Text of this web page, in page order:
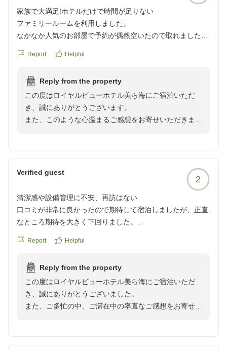
料エリアを分けて楽しまれたとのこと、充実した沖縄旅
行のお手伝いができましたことを光栄に存じます。
をお子様にお楽しみいただけたことに加え、ファミリー
ご提供しているアルコールサービスにもご満足いただけ
たようで、スタッフ一同大変嬉しく思っております。
建物や設備につきましてはご不便をお掛けする点もござ
しみいただければ幸いです。
また、期間限定で営業しております「もとぶ牛」をメイ
ンとしたディナーも大変ご好評をいただいておりますの
で、次回お越しの際にはぜひこちらもお楽しみください
ませ。
またお会いできます日を、スタッフ一同心よりお待ちし
ております。
宿泊課 担当
家族で大満足!ホテルだけで時間が足りない
ファミリールームを利用しました。
なかなか人気のお部屋で予約が偶然空いたので取れました
ち着くお部屋でした。
ても綺麗にしてあり、フリードリンクやポップコーンにお
酒、子供の遊ぶところや夜は縁日など、とにかく素晴らしか
ったです。
朝食も沖縄メニューもあったり、夜ブュッフェはお酒もフリ
した。
夏休みでこの内容でお値段もかなりリーズナブル。正直この
まま知られずにいたいくらいの良さでした(笑)
また沖縄に行く時は利用したいです!
クチコミの詳細はこちらから
reviewId=33123478365046
Report Helpful
Reply from the property
この度はロイヤルビューホテル美ら海にご宿泊いただ
き、誠にありがとうございます。
また、このような心温まるご感想をお寄せいただきまし
だけで時間が足りない」とのお言葉まで頂戴し、大変嬉
お部屋をはじめ、ファミリーフリーバーのポップコー
ン、お子様向けの遊び場や縁日、朝食やディナービュッ
い、スタッフ一同大変励みになっております。
また、プールや卓球、ダーツ、フリスビーなどのフリー
アクティビティも満喫していただき、ご滞在の思い出づ
くりのお手伝いができましたことを嬉しく思います。
Verified guest
2
清潔感や設備管理に不安、再訪はない
口コミが非常に良かったので期待して宿泊しましたが、正直
なところ期待を大きく下回りました。
建物が古いこと自体は理解して予約しています。しかし、問
目立ち、壁には血液のようなシミ、コンセントは延長コード
頼みのタコ足配線。シェードランプにはホコリ。これでは清
潔感や安全性に不安を感じます。
Report Helpful
Reply from the property
この度はロイヤルビューホテル美ら海にご宿泊いただ
き、誠にありがとうございました。
また、ご多忙の中、ご滞在中の率直なご感想をお寄せい